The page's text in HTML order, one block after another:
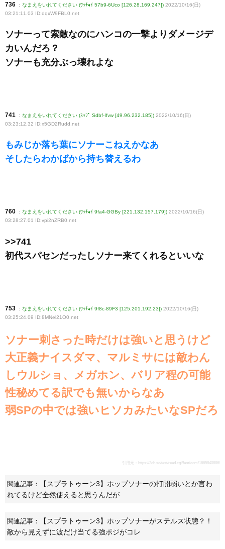
736 : なまえをいれてください (ﾜｯﾁｮｲ 57b9-6Uco [126.28.169.247]) 2022/10/16(日)
03:21:11.03 ID:dqxW9FBL0 .net
ソナーって索敵なのにハンコの一撃よりダメージデ
カいんだろ？
ソナーも充分ぶっ壊れよな
741 : なまえをいれてください (ｽｯﾌﾟ Sdbf-Ifvw [49.96.232.185]) 2022/10/16(日)
03:23:12.32 ID:x5GD2Rudd .net
もみじか落ち葉にソナーこねえかなあ
そしたらわかばから持ち替えるわ
760 : なまえをいれてください (ﾜｯﾁｮｲ 9fa4-GGBy [221.132.157.179]) 2022/10/16(日)
03:28:27.01 ID:vpi2nZRB0.net
>>741
初代スパセンだったしソナー来てくれるといいな
753 : なまえをいれてください (ﾜｯﾁｮｲ 9f8c-89F3 [125.201.192.23]) 2022/10/16(日)
03:25:24.09 ID:8MNel21O0 .net
ソナー刺さった時だけは強いと思うけど
大正義ナイスダマ、マルミサには敵わん
しウルショ、メガホン、バリア程の可能
性秘めてる訳でも無いからなあ
弱SPの中では強いヒソカみたいなSPだろ
引用元： https://2ch.sc/test/read.cgi/famicom/1665840886/
関連記事：
【スプラトゥーン3】ホップソナーの打開弱いとか言わ
れてるけど全然使えると思うんだが
関連記事：
【スプラトゥーン3】ホップソナーがステルス状態？！
敵から見えずに波だけ当てる強ポジがコレ